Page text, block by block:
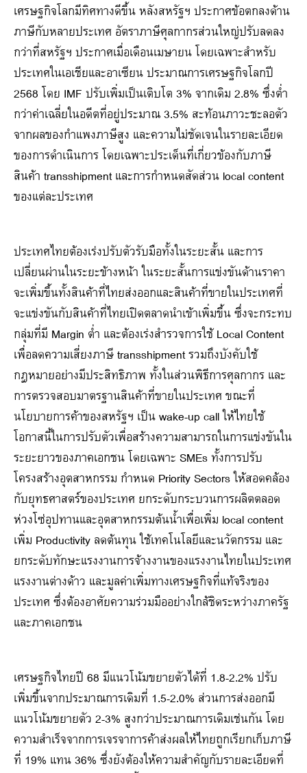
เศรษฐกิจโลกมีทิศทางดีขึ้น หลังสหรัฐฯ ประกาศข้อตกลงด้าน
ภาษีกับหลายประเทศ อัตราภาษีศุลกากรส่วนใหญ่ปรับลดลง
กว่าที่สหรัฐฯ ประกาศเมื่อเดือนเมษายน โดยเฉพาะสำหรับ
ประเทศในเอเชียและอาเซียน ประมาณการเศรษฐกิจโลกปี
2568 โดย IMF ปรับเพิ่มเป็นเติบโต 3% จากเดิม 2.8% ซึ่งต่ำ
กว่าค่าเฉลี่ยในอดีตที่อยู่ประมาณ 3.5% สะท้อนภาวะชะลอตัว
จากผลของกำแพงภาษีสูง และความไม่ชัดเจนในรายละเอียด
ของการดำเนินการ โดยเฉพาะประเด็นที่เกี่ยวข้องกับภาษี
สินค้า transshipment และการกำหนดสัดส่วน local content
ของแต่ละประเทศ
ประเทศไทยต้องเร่งปรับตัวรับมือทั้งในระยะสั้น และการ
เปลี่ยนผ่านในระยะข้างหน้า ในระยะสั้นการแข่งขันด้านราคา
จะเพิ่มขึ้นทั้งสินค้าที่ไทยส่งออกและสินค้าที่ขายในประเทศที่
จะแข่งขันกับสินค้าที่ไทยเปิดตลาดนำเข้าเพิ่มขึ้น ซึ่งจะกระทบ
กลุ่มที่มี Margin ต่ำ และต้องเร่งสำรวจการใช้ Local Content
เพื่อลดความเสี่ยงภาษี transshipment รวมถึงบังคับใช้
กฎหมายอย่างมีประสิทธิภาพ ทั้งในส่วนพิธีการศุลกากร และ
การตรวจสอบมาตรฐานสินค้าที่ขายในประเทศ ขณะที่
นโยบายการค้าของสหรัฐฯ เป็น wake-up call ให้ไทยใช้
โอกาสนี้ในการปรับตัวเพื่อสร้างความสามารถในการแข่งขันใน
ระยะยาวของภาคเอกชน โดยเฉพาะ SMEs ทั้งการปรับ
โครงสร้างอุตสาหกรรม กำหนด Priority Sectors ให้สอดคล้อง
กับยุทธศาสตร์ของประเทศ ยกระดับกระบวนการผลิตตลอด
ห่วงโซ่อุปทานและอุตสาหกรรมต้นน้ำเพื่อเพิ่ม local content
เพิ่ม Productivity ลดต้นทุน ใช้เทคโนโลยีและนวัตกรรม และ
ยกระดับทักษะแรงงานการจ้างงานของแรงงานไทยในประเทศ
แรงงานต่างด้าว และมูลค่าเพิ่มทางเศรษฐกิจที่แท้จริงของ
ประเทศ ซึ่งต้องอาศัยความร่วมมืออย่างใกล้ชิดระหว่างภาครัฐ
และภาคเอกชน
เศรษฐกิจไทยปี 68 มีแนวโน้มขยายตัวได้ที่ 1.8-2.2% ปรับ
เพิ่มขึ้นจากประมาณการเดิมที่ 1.5-2.0% ส่วนการส่งออกมี
แนวโน้มขยายตัว 2-3% สูงกว่าประมาณการเดิมเช่นกัน โดย
ความสำเร็จจากการเจรจาการค้าส่งผลให้ไทยถูกเรียกเก็บภาษี
ที่ 19% แทน 36% ซึ่งยังต้องให้ความสำคัญกับรายละเอียดที่